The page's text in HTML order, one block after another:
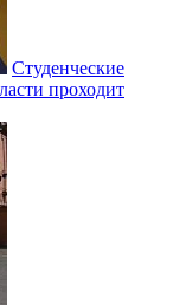
Студенческие
проходит